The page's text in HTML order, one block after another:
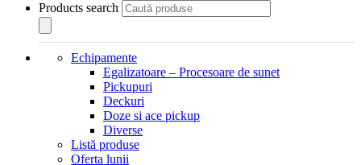
Products search
Echipamente
Egalizatoare – Procesoare de sunet
Pickupuri
Deckuri
Doze si ace pickup
Diverse
Listă produse
Oferta lunii